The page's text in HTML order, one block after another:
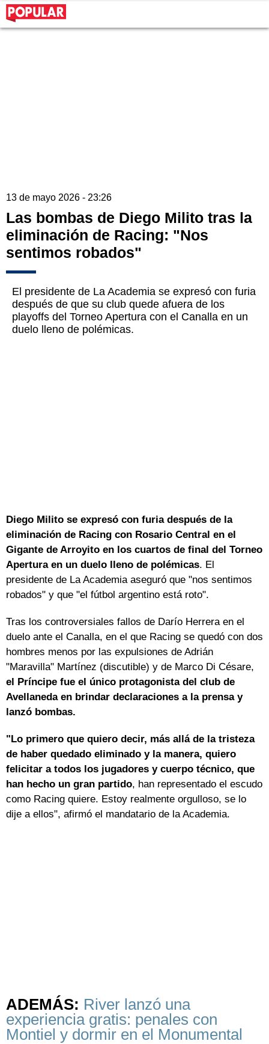
13 de mayo 2026 - 23:26
Las bombas de Diego Milito tras la
eliminación de Racing: "Nos
sentimos robados"
El presidente de La Academia se expresó con furia
después de que su club quede afuera de los
playoffs del Torneo Apertura con el Canalla en un
duelo lleno de polémicas.
Diego Milito se expresó con furia después de la
eliminación de Racing con Rosario Central en el
Gigante de Arroyito en los cuartos de final del Torneo
Apertura en un duelo lleno de polémicas. El
presidente de La Academia aseguró que "nos sentimos
robados" y que "el fútbol argentino está roto".
Tras los controversiales fallos de Darío Herrera en el
duelo ante el Canalla, en el que Racing se quedó con dos
hombres menos por las expulsiones de Adrián
"Maravilla" Martínez (discutible) y de Marco Di Césare,
el Príncipe fue el único protagonista del club de
Avellaneda en brindar declaraciones a la prensa y
lanzó bombas.
"Lo primero que quiero decir, más allá de la tristeza
de haber quedado eliminado y la manera, quiero
felicitar a todos los jugadores y cuerpo técnico, que
han hecho un gran partido, han representado el escudo
como Racing quiere. Estoy realmente orgulloso, se lo
dije a ellos", afirmó el mandatario de la Academia.
ADEMÁS: River lanzó una
experiencia gratis: penales con
Montiel y dormir en el Monumental